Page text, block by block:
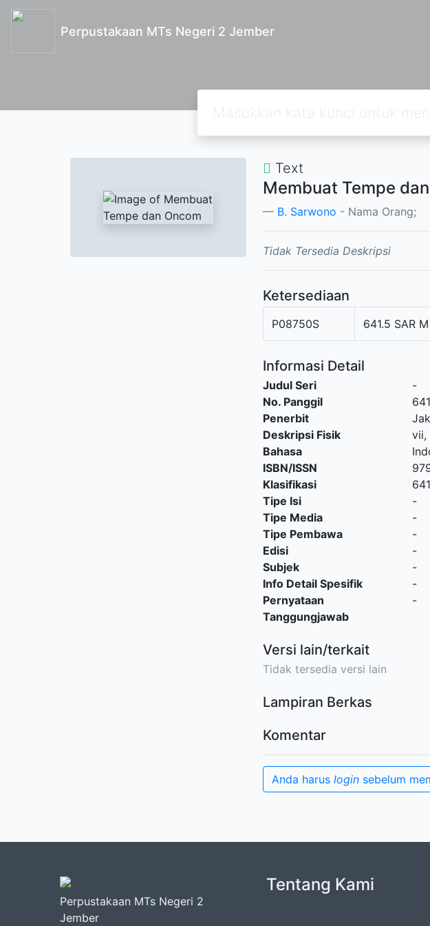
Perpustakaan MTs Negeri 2 Jember
Text
Membuat Tempe
B. Sarwono - Nama Orang;
Tidak Tersedia Deskripsi
Ketersediaan
P08750S 641.5 SAR M
Informasi Detail
Judul Seri
-
No. Panggil
Penerbit
Deskripsi Fisik
vii,
Bahasa
ISBN/ISSN
Klasifikasi
Tipe Isi
-
Tipe Media
-
Tipe Pembawa
-
Edisi
-
Subjek
-
Info Detail Spesifik
-
Pernyataan
Tanggungjawab
-
Versi lain/terkait
Tidak tersedia versi lain
Lampiran Berkas
Komentar
Anda harus login sebelum
Perpustakaan MTs Negeri 2
Jember
Tentang Kami